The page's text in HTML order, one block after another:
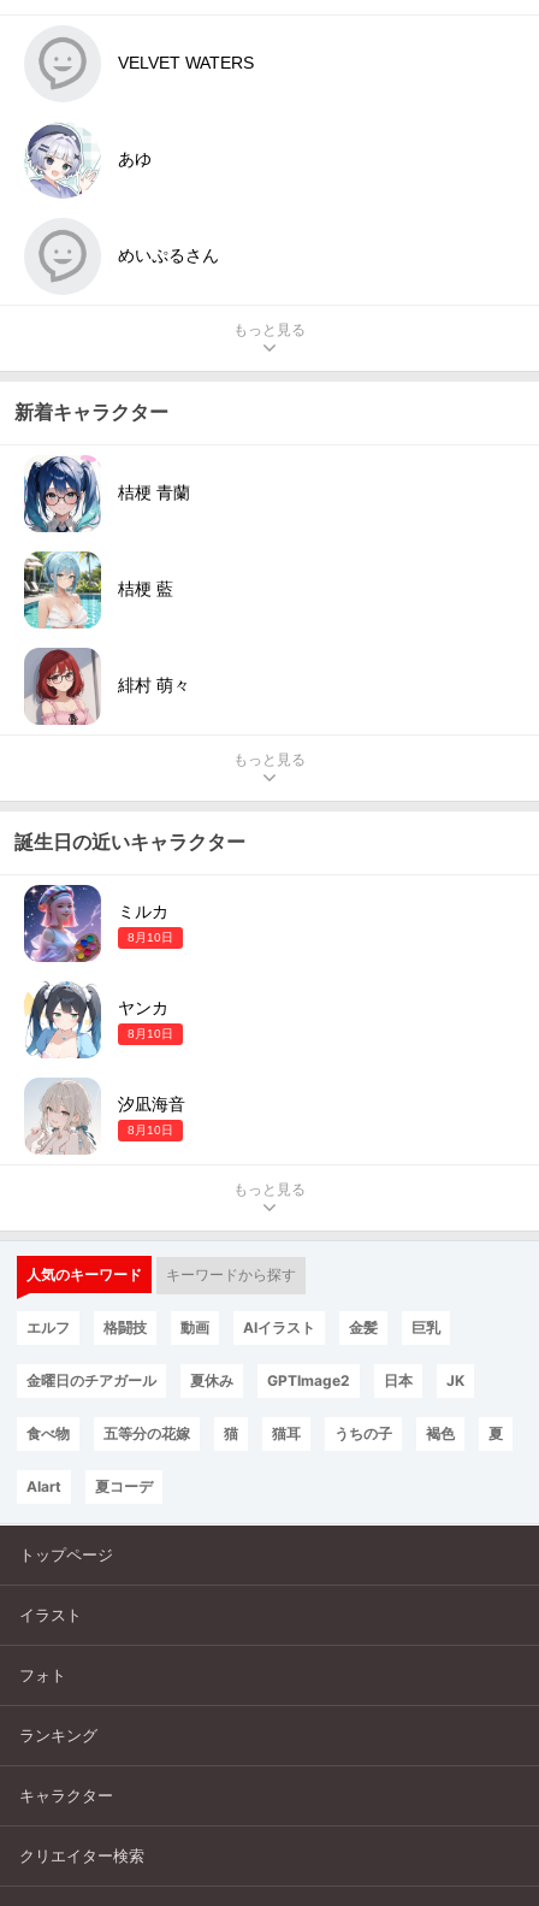
VELVET WATERS
あゆ
めいぷるさん
もっと見る
新着キャラクター
桔梗 青蘭
桔梗 藍
緋村 萌々
もっと見る
誕生日の近いキャラクター
ミルカ
8月10日
ヤンカ
8月10日
汐凪海音
8月10日
もっと見る
人気のキーワード キーワードから探す
エルフ 格闘技 動画 AIイラスト 金髪 巨乳
金曜日のチアガール 夏休み GPTImage2 日本 JK
食べ物 五等分の花嫁 猫 猫耳 うちの子 褐色 夏
AIart 夏コーデ
トップページ
イラスト
フォト
ランキング
キャラクター
クリエイター検索